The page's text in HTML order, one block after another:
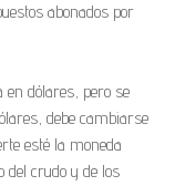
abonados por
en dólares, pero se
debe cambiarse
esté la moneda
del crudo y de los